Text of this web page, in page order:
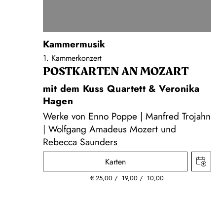
Kammermusik
1. Kammerkonzert
POSTKARTEN AN MOZART
mit dem Kuss Quartett & Veronika
Hagen
Werke von Enno Poppe | Manfred Trojahn
| Wolfgang Amadeus Mozert und
Rebecca Saunders
Karten
€ 25,00 19,00 10,00